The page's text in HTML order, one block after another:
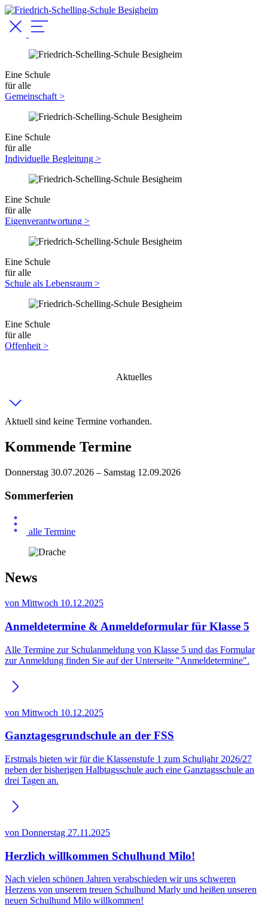
Eine Schule
für alle
Gemeinschaft >
Eine Schule
für alle
Individuelle Begleitung >
Eine Schule
für alle
Eigenverantwortung >
Eine Schule
für alle
Schule als Lebensraum >
Eine Schule
für alle
Offenheit >
Aktuelles
Aktuell sind keine Termine vorhanden.
Kommende Termine
Donnerstag 30.07.2026 – Samstag 12.09.2026
Sommerferien
alle Termine
News
von Mittwoch 10.12.2025
Anmeldetermine & Anmeldeformular für Klasse 5
Alle Termine zur Schulanmeldung von Klasse 5 und das Formular
zur Anmeldung finden Sie auf der Unterseite "Anmeldetermine".
von Mittwoch 10.12.2025
Ganztagesgrundschule an der FSS
Erstmals bieten wir für die Klassenstufe 1 zum Schuljahr 2026/27
neben der bisherigen Halbtagsschule auch eine Ganztagsschule an
drei Tagen an.
von Donnerstag 27.11.2025
Herzlich willkommen Schulhund Milo!
Nach vielen schönen Jahren verabschieden wir uns schweren
Herzens von unserem treuen Schulhund Marly und heißen unseren
neuen Schulhund Milo willkommen!